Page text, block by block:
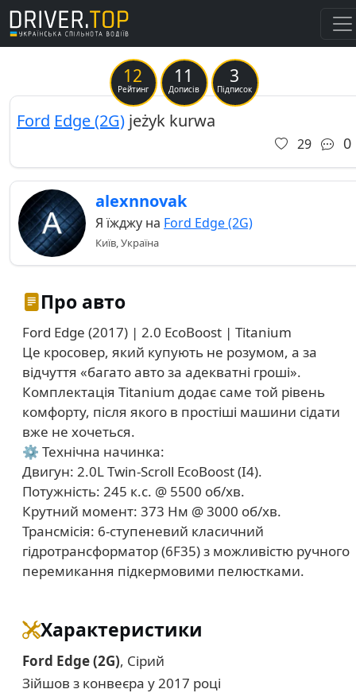
12
Рейтинг
11
Дописів
3
Підписок
Ford Edge (2G) jeżyk kurwa
29 0
alexnnovak
Я їжджу на Ford Edge (2G)
Київ, Україна
Про авто
Ford Edge (2017) | 2.0 EcoBoost | Titanium
Це кросовер, який купують не розумом, а за
відчуття «багато авто за адекватні гроші».
Комплектація Titanium додає саме той рівень
комфорту, після якого в простіші машини сідати
вже не хочеться.
⚙️ Технічна начинка:
Двигун: 2.0L Twin-Scroll EcoBoost (I4).
Потужність: 245 к.с. @ 5500 об/хв.
Крутний момент: 373 Нм @ 3000 об/хв.
Трансмісія: 6-ступеневий класичний
гідротрансформатор (6F35) з можливістю ручного
перемикання підкермовими пелюстками.
Характеристики
Ford Edge (2G), Сірий
Зійшов з конвеєра у 2017 році